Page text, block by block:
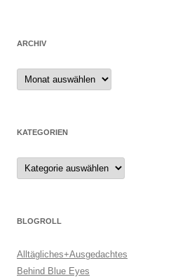
ARCHIV
Archiv
KATEGORIEN
Kategorien
BLOGROLL
Alltägliches+Ausgedachtes
Behind Blue Eyes